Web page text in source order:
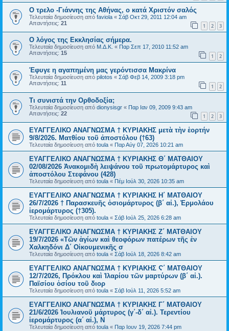
Ο τρελο -Γιάννης της Αθήνας, ο κατά Χριστόν σαλός
Τελευταία δημοσίευση από faviola « Σάβ Οκτ 29, 2011 12:04 am
Απαντήσεις: 21 1 2 3
O λόγος της Εκκλησίας σήμερα.
Τελευταία δημοσίευση από Μ.Δ.Κ. « Παρ Σεπ 17, 2010 11:52 am
Απαντήσεις: 15 1 2
Έφυγε η αγαπημένη μας γερόντισσα Μακρίνα
Τελευταία δημοσίευση από pilotos « Σάβ Φεβ 14, 2009 3:18 pm
Απαντήσεις: 11 1 2
Τι συνιστά την Ορθοδοξία;
Τελευταία δημοσίευση από dionysisgr « Παρ Ιαν 09, 2009 9:43 am
Απαντήσεις: 22 1 2 3
ΕΥΑΓΓΕΛΙΚΟ ΑΝΑΓΝΩΣΜΑ † ΚΥΡΙΑΚΗΣ μετὰ τὴν ἑορτήν
9/8/2026. Ματθίου τοῦ ἀποστόλου (†63)
Τελευταία δημοσίευση από toula « Παρ Αύγ 07, 2026 10:21 am
ΕΥΑΓΓΕΛΙΚΟ ΑΝΑΓΝΩΣΜΑ † ΚΥΡΙΑΚΗΣ Θ΄ ΜΑΤΘΑΙΟΥ
02/08/2026 Ἀνακομιδὴ λειψάνου τοῦ πρωτομάρτυρος καὶ
ἀποστόλου Στεφάνου (428)
Τελευταία δημοσίευση από toula « Πέμ Ιούλ 30, 2026 10:35 am
ΕΥΑΓΓΕΛΙΚΟ ΑΝΑΓΝΩΣΜΑ † ΚΥΡΙΑΚΗΣ Η΄ ΜΑΤΘΑΙΟΥ
26/7/2026 † Παρασκευῆς ὁσιομάρτυρος (β΄ αἰ.), Ἑρμολάου
ἱερομάρτυρος (†305).
Τελευταία δημοσίευση από toula « Σάβ Ιούλ 25, 2026 6:28 am
ΕΥΑΓΓΕΛΙΚΟ ΑΝΑΓΝΩΣΜΑ † ΚΥΡΙΑΚΗΣ Ζ΄ ΜΑΤΘΑΙΟΥ
19/7/2026 «Τῶν ἁγίων καὶ θεοφόρων πατέρων τῆς ἐν
Χαλκηδόνι Δ΄ Οἰκουμενικῆς σ
Τελευταία δημοσίευση από toula « Σάβ Ιούλ 18, 2026 8:42 am
ΕΥΑΓΓΕΛΙΚΟ ΑΝΑΓΝΩΣΜΑ † ΚΥΡΙΑΚΗΣ Ϛ΄ ΜΑΤΘΑΙΟΥ
12/7/2026, Πρόκλου καὶ Ἱλαρίου τῶν μαρτύρων (β΄ αἰ.).
Παϊσίου ὁσίου τοῦ διορ
Τελευταία δημοσίευση από toula « Σάβ Ιούλ 11, 2026 5:52 am
ΕΥΑΓΓΕΛΙΚΟ ΑΝΑΓΝΩΣΜΑ † ΚΥΡΙΑΚΗΣ Γ΄ ΜΑΤΘΑΙΟΥ
21/6/2026 Ἰουλιανοῦ μάρτυρος (γ΄-δ΄ αἰ.). Τερεντίου
ἱερομάρτυρος (α΄ αἰ.), Ν
Τελευταία δημοσίευση από toula « Παρ Ιουν 19, 2026 7:44 pm